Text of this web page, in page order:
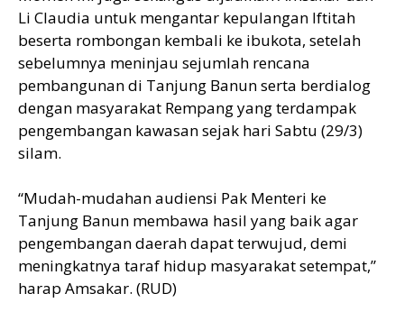
Li Claudia untuk mengantar kepulangan Iftitah
beserta rombongan kembali ke ibukota, setelah
sebelumnya meninjau sejumlah rencana
pembangunan di Tanjung Banun serta berdialog
dengan masyarakat Rempang yang terdampak
pengembangan kawasan sejak hari Sabtu (29/3)
silam.
“Mudah-mudahan audiensi Pak Menteri ke
Tanjung Banun membawa hasil yang baik agar
pengembangan daerah dapat terwujud, demi
meningkatnya taraf hidup masyarakat setempat,”
harap Amsakar. (RUD)